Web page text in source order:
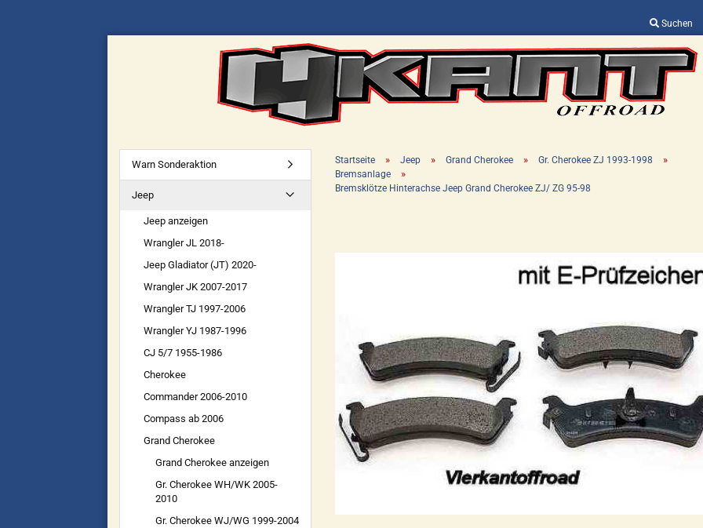
Suchen
Sprache auswählen
Lieferland
Startseite » Jeep » Grand Cherokee » Gr. Cherokee ZJ 1993-1998 »
Bremsanlage »
Bremsklötze Hinterachse Jeep Grand Cherokee ZJ/ ZG 95-98
Warn Sonderaktion
Jeep
Jeep anzeigen
Wrangler JL 2018-
Jeep Gladiator (JT) 2020-
Wrangler JK 2007-2017
Wrangler TJ 1997-2006
Wrangler YJ 1987-1996
CJ 5/7 1955-1986
Cherokee
Commander 2006-2010
Compass ab 2006
Grand Cherokee
Grand Cherokee anzeigen
Gr. Cherokee WH/WK 2005-
2010
Gr. Cherokee WJ/WG 1999-2004